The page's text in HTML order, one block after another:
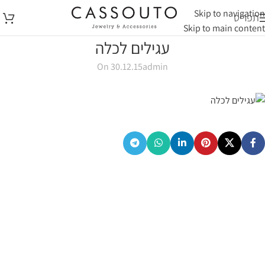
Skip to navigation
Skip to main content
תפריט
עגילים לכלה
admin
On 30.12.15